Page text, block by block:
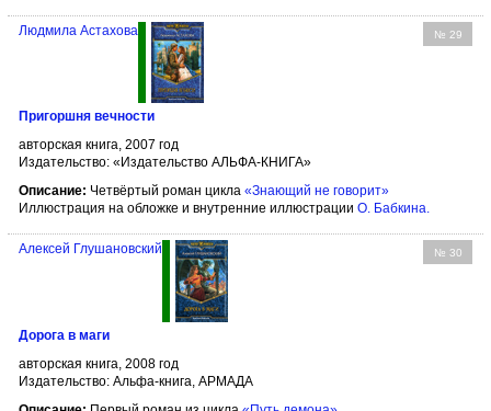
№ 29
Людмила Астахова
Пригоршня вечности
авторская книга, 2007 год
Издательство: «Издательство АЛЬФА-КНИГА»
Описание: Четвёртый роман цикла «Знающий не говорит»
Иллюстрация на обложке и внутренние иллюстрации О. Бабкина
№ 30
Алексей Глушановский
Дорога в маги
авторская книга, 2008 год
Издательство: Альфа-книга, АРМАДА